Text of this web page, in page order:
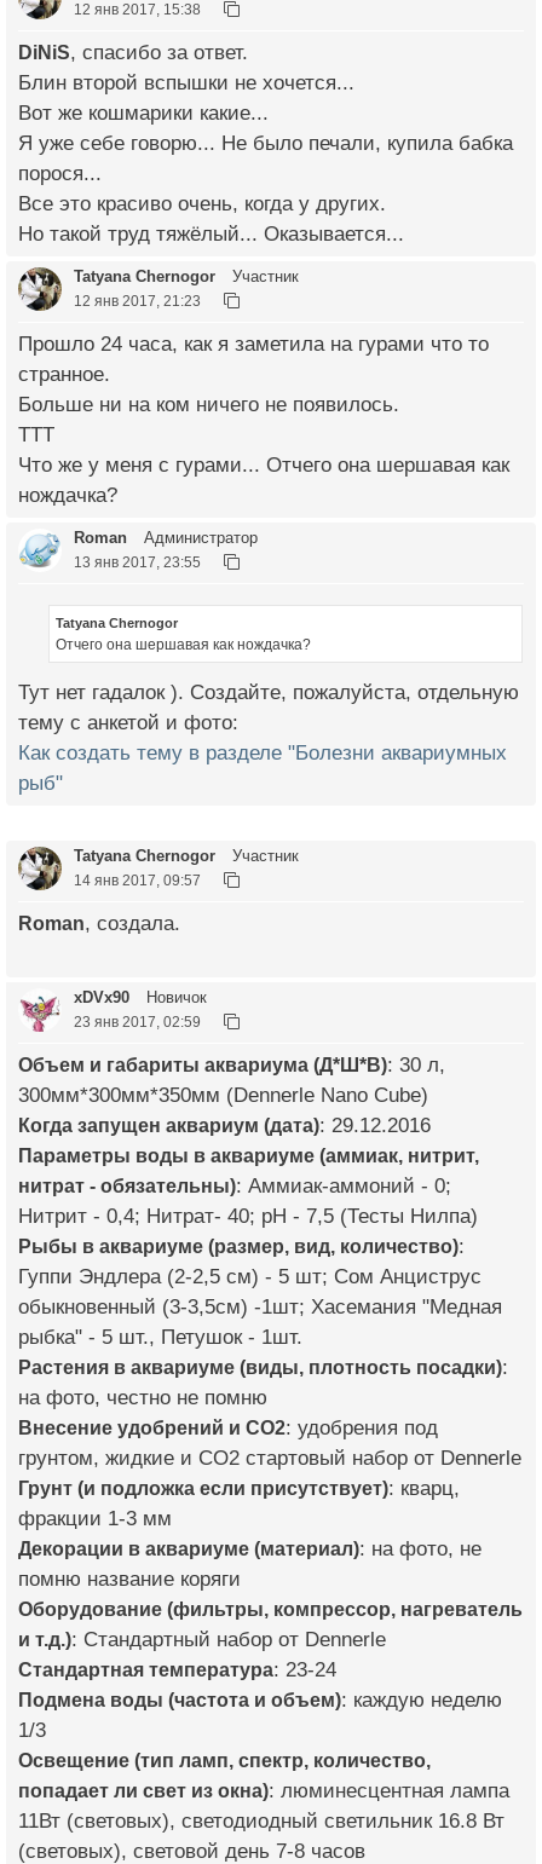
12 янв 2017, 15:38
DiNiS, спасибо за ответ.
Блин второй вспышки не хочется...
Вот же кошмарики какие...
Я уже себе говорю... Не было печали, купила бабка
порося...
Все это красиво очень, когда у других.
Но такой труд тяжёлый... Оказывается...
Tatyana Chernogor Участник
12 янв 2017, 21:23
Прошло 24 часа, как я заметила на гурами что то
странное.
Больше ни на ком ничего не появилось.
ТТТ
Что же у меня с гурами... Отчего она шершавая как
нождачка?
Roman Администратор
13 янв 2017, 23:55
Tatyana Chernogor
Отчего она шершавая как нождачка?
Тут нет гадалок ). Создайте, пожалуйста, отдельную
тему с анкетой и фото:
Как создать тему в разделе "Болезни аквариумных
рыб"
Tatyana Chernogor Участник
14 янв 2017, 09:57
Roman, создала.
xDVx90 Новичок
23 янв 2017, 02:59
Объем и габариты аквариума (Д*Ш*В): 30 л,
300мм*300мм*350мм (Dennerle Nano Cube)
Когда запущен аквариум (дата): 29.12.2016
Параметры воды в аквариуме (аммиак, нитрит,
нитрат - обязательны): Аммиак-аммоний - 0;
Нитрит - 0,4; Нитрат- 40; pH - 7,5 (Тесты Нилпа)
Рыбы в аквариуме (размер, вид, количество):
Гуппи Эндлера (2-2,5 см) - 5 шт; Сом Анциструс
обыкновенный (3-3,5см) -1шт; Хасемания "Медная
рыбка" - 5 шт., Петушок - 1шт.
Растения в аквариуме (виды, плотность посадки):
на фото, честно не помню
Внесение удобрений и CO2: удобрения под
грунтом, жидкие и CO2 стартовый набор от Dennerle
Грунт (и подложка если присутствует): кварц,
фракции 1-3 мм
Декорации в аквариуме (материал): на фото, не
помню название коряги
Оборудование (фильтры, компрессор, нагреватель
и т.д.): Стандартный набор от Dennerle
Стандартная температура: 23-24
Подмена воды (частота и объем): каждую неделю
1/3
Освещение (тип ламп, спектр, количество,
попадает ли свет из окна): люминесцентная лампа
11Вт (световых), светодиодный светильник 16.8 Вт
(световых), световой день 7-8 часов